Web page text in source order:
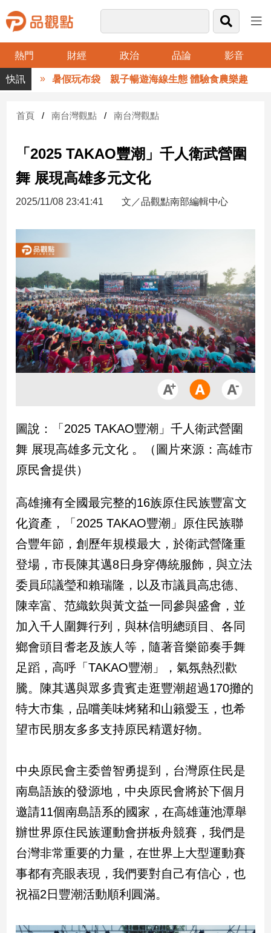
熱門 財經 政治 品論 影音
品
觀
財
台
財
新
經/
市
房
地
產
品
治
政
治
品
觀
點
民
調
國
會
焦
點
觀
點
兩
國
社
會/
地
冠
病
毒
專
暑假玩布袋 親子暢遊海線生態 體驗食農樂趣
首頁 南台灣觀點 南台灣觀點
「2025 TAKAO豐潮」千人衛武營圍
舞 展現高雄多元文化
2025/11/08 23:41:41 文／品觀點南部編輯中心
圖說：「2025 TAKAO豐潮」千人衛武營圍
舞 展現高雄多元文化 。（圖片來源：高雄市
原民會提供）
高雄擁有全國最完整的16族原住民族豐富文
化資產，「2025 TAKAO豐潮」原住民族聯
合豐年節，創歷年規模最大，於衛武營隆重
登場，市長陳其邁8日身穿傳統服飾，與立法
委員邱議瑩和賴瑞隆，以及市議員高忠德、
陳幸富、范織欽與黃文益一同參與盛會，並
加入千人圍舞行列，與林信明總頭目、各同
鄉會頭目耆老及族人等，隨著音樂節奏手舞
足蹈，高呼「TAKAO豐潮」，氣氛熱烈歡
騰。陳其邁與眾多貴賓走逛豐潮超過170攤的
特大市集，品嚐美味烤豬和山籟愛玉，也希
望市民朋友多多支持原民精選好物。
中央原民會主委曾智勇提到，台灣原住民是
南島語族的發源地，中央原民會將於下個月
邀請11個南島語系的國家，在高雄蓮池潭舉
辦世界原住民族運動會拼板舟競賽，我們是
台灣非常重要的力量，在世界上大型運動賽
事都有亮眼表現，我們要對自己有信心，也
祝福2日豐潮活動順利圓滿。